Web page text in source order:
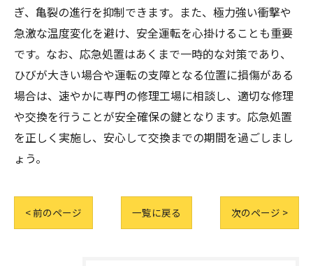
ぎ、亀裂の進行を抑制できます。また、極力強い衝撃や
急激な温度変化を避け、安全運転を心掛けることも重要
です。なお、応急処置はあくまで一時的な対策であり、
ひびが大きい場合や運転の支障となる位置に損傷がある
場合は、速やかに専門の修理工場に相談し、適切な修理
や交換を行うことが安全確保の鍵となります。応急処置
を正しく実施し、安心して交換までの期間を過ごしまし
ょう。
< 前のページ 一覧に戻る 次のページ >